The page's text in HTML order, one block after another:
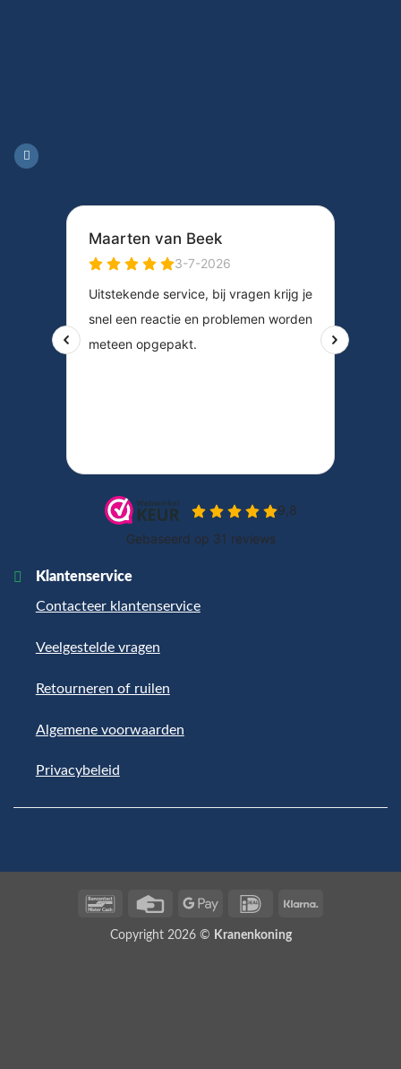
Klantenservice
Contacteer klantenservice
Veelgestelde vragen
Retourneren of ruilen
Algemene voorwaarden
Privacybeleid
BancontactCredit
Google
IDeal
Copyright 2026 © Kranenkoning